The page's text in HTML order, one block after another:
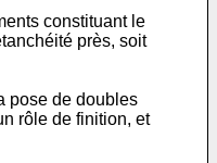
constituant le
près, soit
pose de doubles
rôle de finition, et